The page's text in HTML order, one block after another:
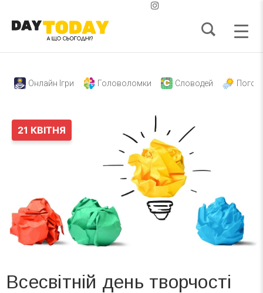
Онлайн Ігри Головоломки Словодей
Всесвітній день творчості